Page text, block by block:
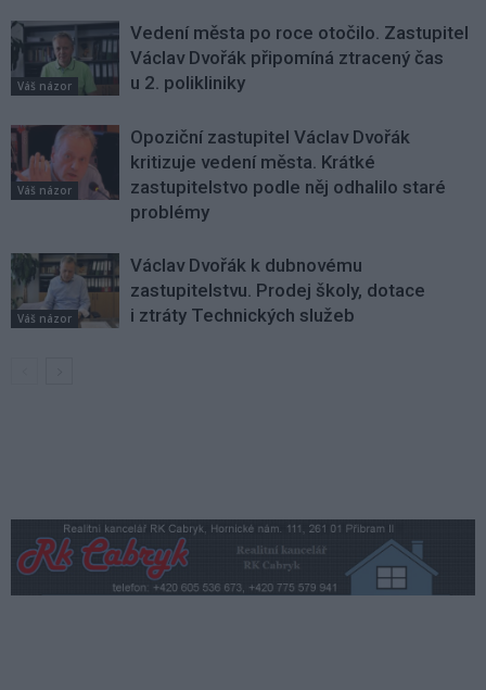
Váš názor
Vedení města po roce otočilo. Zastupitel
Václav Dvořák připomíná ztracený čas
u 2. polikliniky
Váš názor
Opoziční zastupitel Václav Dvořák
kritizuje vedení města. Krátké
zastupitelstvo podle něj odhalilo staré
problémy
Váš názor
Václav Dvořák k dubnovému
zastupitelstvu. Prodej školy, dotace
i ztráty Technických služeb